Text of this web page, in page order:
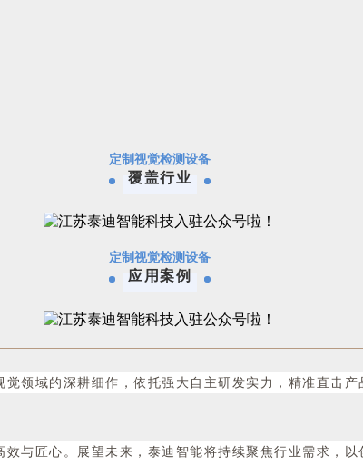
定制视觉检测设备
覆盖行业
定制视觉检测设备
应用案例
领域的深耕细作，依托强大自主研发实力，精准直击
与匠心。展望未来，泰迪智能将持续聚焦行业需求，